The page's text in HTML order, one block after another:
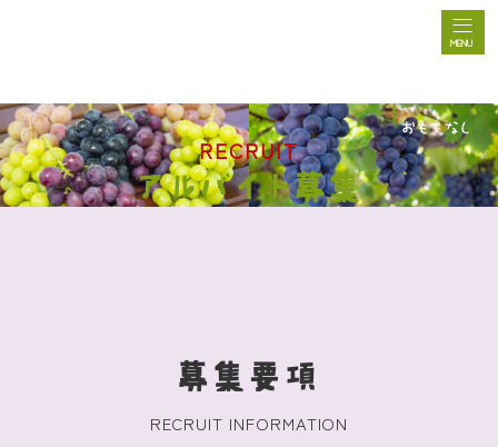
RECRUIT
アルバイト募集
おもてなし
募集要項
RECRUIT INFORMATION